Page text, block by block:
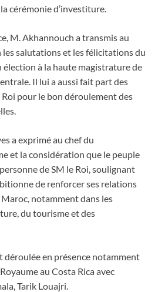
cérémonie d’investiture.
M. Akhannouch a transmis au
salutations et les félicitations du
élection à la haute magistrature de
Il lui a aussi fait part des
pour le bon déroulement des
a exprimé au chef du
et la considération que le peuple
de SM le Roi, soulignant
de renforcer ses relations
notamment dans les
du tourisme et des
déroulée en présence notamment
au Costa Rica avec
Tarik Louajri.